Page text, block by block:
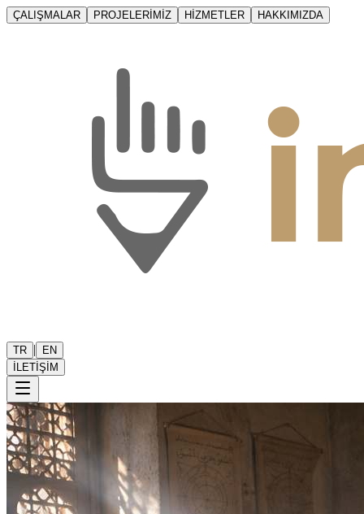
ÇALIŞMALAR PROJELERİMİZ HİZMETLER HAKKIMIZDA
TR |
EN
İLETİŞİM